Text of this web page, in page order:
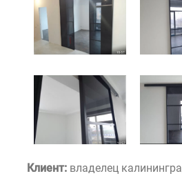
и изделия
Клиент: владелец